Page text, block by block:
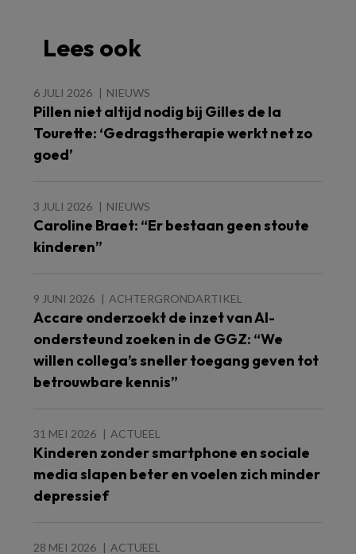
Lees ook
6 JULI 2026 NIEUWS
Pillen niet altijd nodig bij Gilles de la
Tourette: ‘Gedragstherapie werkt net zo
goed’
3 JULI 2026 NIEUWS
Caroline Braet: “Er bestaan geen stoute
kinderen”
9 JUNI 2026 ACHTERGRONDARTIKEL
Accare onderzoekt de inzet van AI-
ondersteund zoeken in de GGZ: “We
willen collega’s sneller toegang geven tot
betrouwbare kennis”
31 MEI 2026 ACTUEEL
Kinderen zonder smartphone en sociale
media slapen beter en voelen zich minder
depressief
28 MEI 2026 ACTUEEL